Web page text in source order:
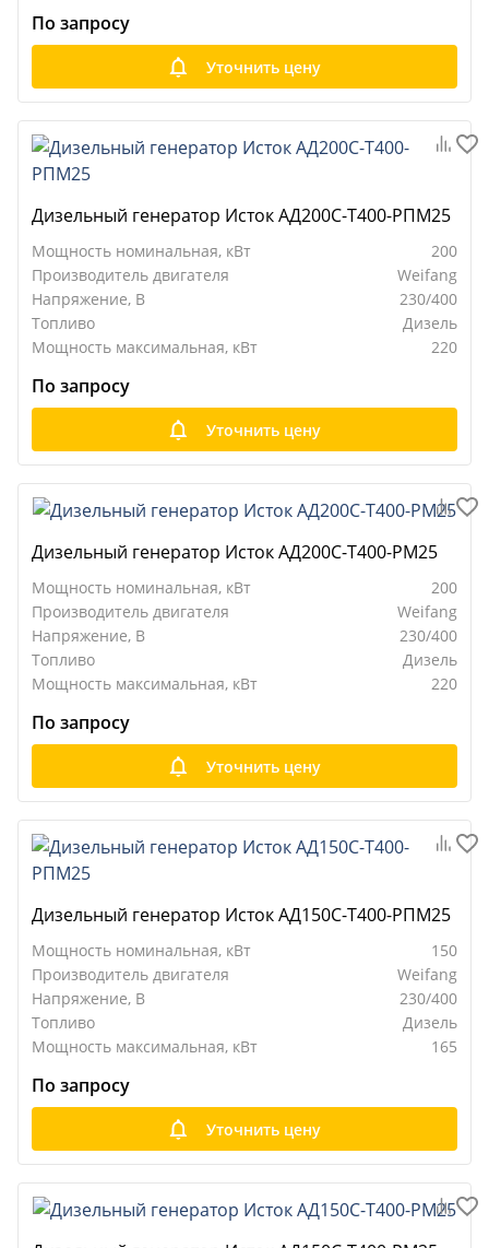
По запросу
Уточнить цену
Дизельный генератор Исток АД200С-Т400-РПМ25
Мощность номинальная, кВт
200
Производитель двигателя
Weifang
Напряжение, В
230/400
Топливо
Дизель
Мощность максимальная, кВт
220
По запросу
Уточнить цену
Дизельный генератор Исток АД200С-Т400-РМ25
Мощность номинальная, кВт
200
Производитель двигателя
Weifang
Напряжение, В
230/400
Топливо
Дизель
Мощность максимальная, кВт
220
По запросу
Уточнить цену
Дизельный генератор Исток АД150С-Т400-РПМ25
Мощность номинальная, кВт
150
Производитель двигателя
Weifang
Напряжение, В
230/400
Топливо
Дизель
Мощность максимальная, кВт
165
По запросу
Уточнить цену